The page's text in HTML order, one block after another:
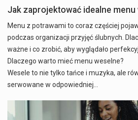
Jak zaprojektować idealne menu
Menu z potrawami to coraz częściej
podczas organizacji przyjęć ślubnych.
ważne i co zrobić, aby wyglądało
Dlaczego warto mieć menu weselne?
Wesele to nie tylko tańce i muzyka, ale
serwowane w odpowiedniej…